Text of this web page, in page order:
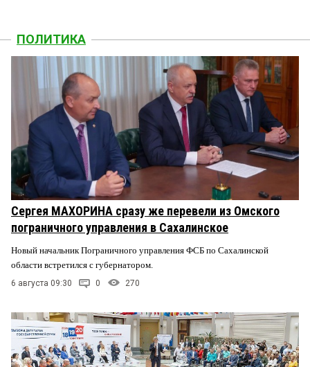
ПОЛИТИКА
Сергея МАХОРИНА сразу же перевели из Омского
пограничного управления в Сахалинское
Новый начальник Пограничного управления ФСБ по Сахалинской
области встретился с губернатором.
6 августа 09:30 0 270